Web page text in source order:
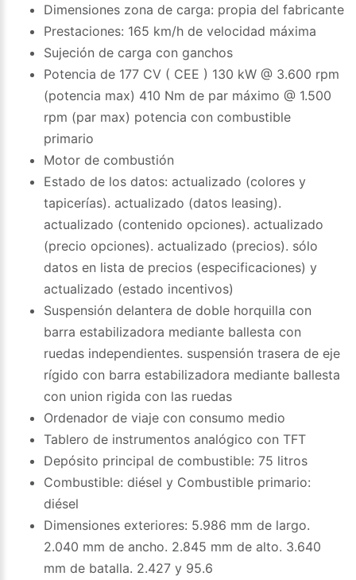
Dimensiones zona de carga: propia del fabricante
Prestaciones: 165 km/h de velocidad máxima
Sujeción de carga con ganchos
Potencia de 177 CV ( CEE ) 130 kW @ 3.600 rpm
(potencia max) 410 Nm de par máximo @ 1.500
rpm (par max) potencia con combustible
primario
Motor de combustión
Estado de los datos: actualizado (colores y
tapicerías). actualizado (datos leasing).
actualizado (contenido opciones). actualizado
(precio opciones). actualizado (precios). sólo
datos en lista de precios (especificaciones) y
actualizado (estado incentivos)
Suspensión delantera de doble horquilla con
barra estabilizadora mediante ballesta con
ruedas independientes. suspensión trasera de eje
rígido con barra estabilizadora mediante ballesta
con union rigida con las ruedas
Ordenador de viaje con consumo medio
Tablero de instrumentos analógico con TFT
Depósito principal de combustible: 75 litros
Combustible: diésel y Combustible primario:
diésel
Dimensiones exteriores: 5.986 mm de largo.
2.040 mm de ancho. 2.845 mm de alto. 3.640
mm de batalla. 2.427 y 95.6